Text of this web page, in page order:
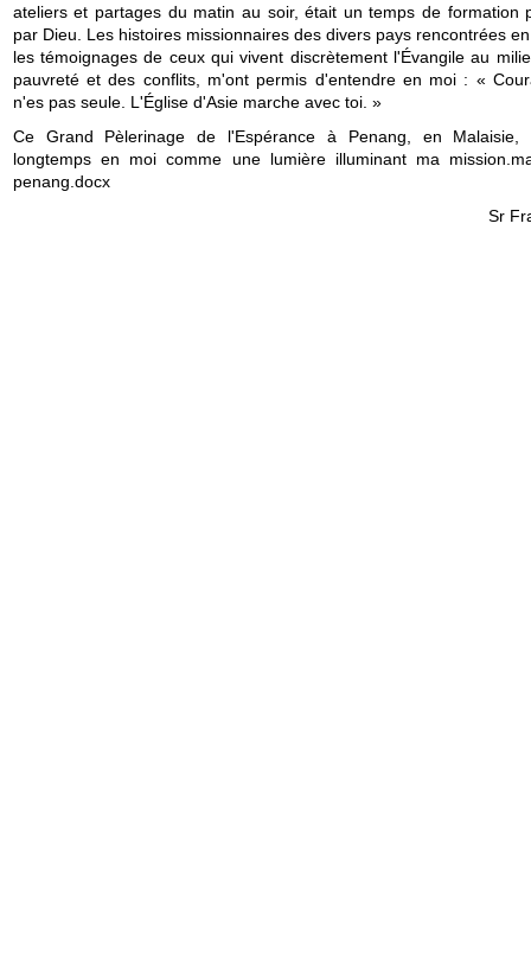
ateliers et partages du matin au soir, était un temps de formation
par Dieu. Les histoires missionnaires des divers pays rencontrées
les témoignages de ceux qui vivent discrètement l'Évangile au
pauvreté et des conflits, m'ont permis d'entendre en moi : «
n'es pas seule. L'Église d'Asie marche avec toi. »
Ce Grand Pèlerinage de l'Espérance à Penang, en Malaisie,
longtemps en moi comme une lumière illuminant ma
penang.docx
Sr